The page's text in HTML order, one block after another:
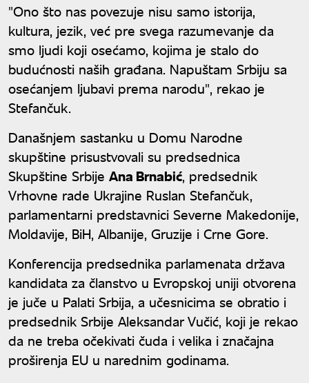
"Ono što nas povezuje nisu samo istorija,
kultura, jezik, već pre svega razumevanje da
smo ljudi koji osećamo, kojima je stalo do
budućnosti naših građana. Napuštam Srbiju sa
osećanjem ljubavi prema narodu", rekao je
Stefančuk.
Današnjem sastanku u Domu Narodne
skupštine prisustvovali su predsednica
Skupštine Srbije Ana Brnabić, predsednik
Vrhovne rade Ukrajine Ruslan Stefančuk,
parlamentarni predstavnici Severne Makedonije,
Moldavije, BiH, Albanije, Gruzije i Crne Gore.
Konferencija predsednika parlamenata država
kandidata za članstvo u Evropskoj uniji otvorena
je juče u Palati Srbija, a učesnicima se obratio i
predsednik Srbije Aleksandar Vučić, koji je rekao
da ne treba očekivati čuda i velika i značajna
proširenja EU u narednim godinama.